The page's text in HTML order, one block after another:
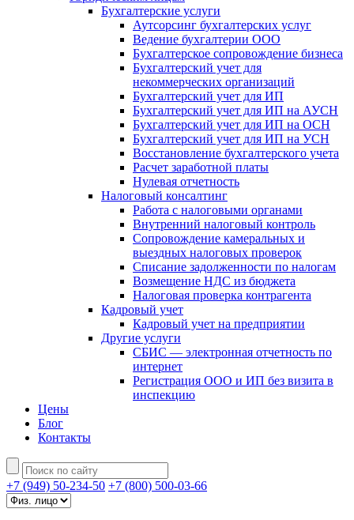
Бухгалтерские услуги
Аутсорсинг бухгалтерских услуг
Ведение бухгалтерии ООО
Бухгалтерское сопровождение бизнеса
Бухгалтерский учет для
некоммерческих организаций
Бухгалтерский учет для ИП
Бухгалтерский учет для ИП на АУСН
Бухгалтерский учет для ИП на ОСН
Бухгалтерский учет для ИП на УСН
Восстановление бухгалтерского учета
Расчет заработной платы
Нулевая отчетность
Налоговый консалтинг
Работа с налоговыми органами
Внутренний налоговый контроль
Сопровождение камеральных и
выездных налоговых проверок
Списание задолженности по налогам
Возмещение НДС из бюджета
Налоговая проверка контрагента
Кадровый учет
Кадровый учет на предприятии
Другие услуги
СБИС — электронная отчетность по
интернет
Регистрация ООО и ИП без визита в
инспекцию
Цены
Блог
Контакты
+7 (949) 50-234-50 +7 (800) 500-03-66